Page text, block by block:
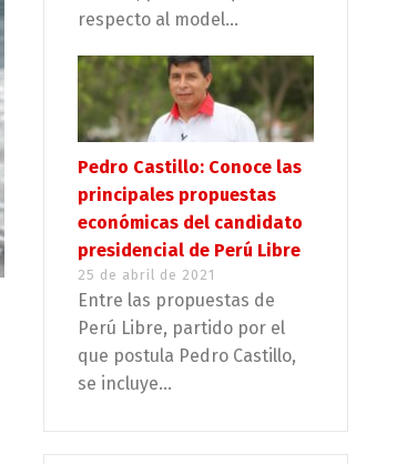
respecto al model...
Pedro Castillo: Conoce las
principales propuestas
económicas del candidato
presidencial de Perú Libre
25 de abril de 2021
Entre las propuestas de
Perú Libre, partido por el
que postula Pedro Castillo,
se incluye...